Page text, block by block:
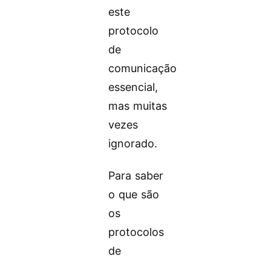
este
protocolo
de
comunicação
essencial,
mas muitas
vezes
ignorado.
Para saber
o que são
os
protocolos
de